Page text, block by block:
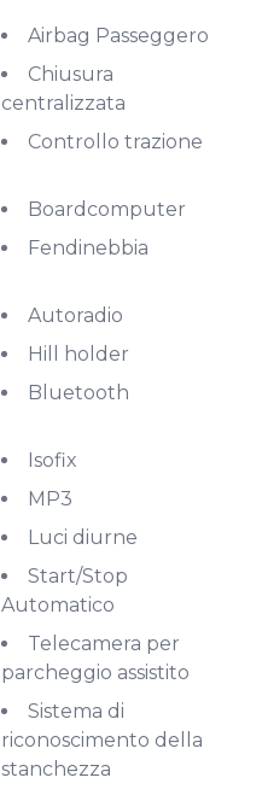
Airbag Passeggero
Chiusura
centralizzata
Controllo trazione
Boardcomputer
Fendinebbia
Autoradio
Hill holder
Bluetooth
Isofix
MP3
Luci diurne
Start/Stop
Automatico
Telecamera per
parcheggio assistito
Sistema di
riconoscimento della
stanchezza